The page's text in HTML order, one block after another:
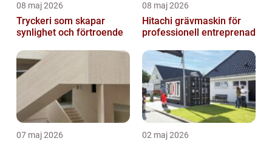
08 maj 2026
Tryckeri som skapar
synlighet och förtroende
08 maj 2026
Hitachi grävmaskin för
professionell entreprenad
07 maj 2026 02 maj 2026